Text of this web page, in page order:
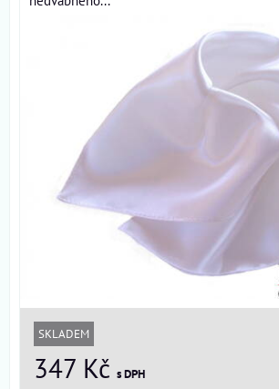
SKLADEM
347 Kč s DPH